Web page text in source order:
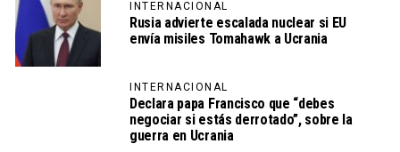
INTERNACIONAL
Rusia advierte escalada nuclear si EU
envía misiles Tomahawk a Ucrania
INTERNACIONAL
Declara papa Francisco que “debes
negociar si estás derrotado”, sobre la
guerra en Ucrania